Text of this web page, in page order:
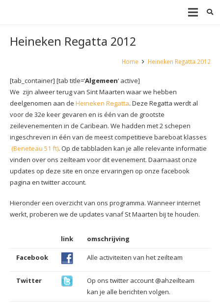
Heineken Regatta 2012
Home Heineken Regatta 2012
[tab_container] [tab title=’Algemeen‘ active]
We zijn alweer terug van Sint Maarten waar we hebben
deelgenomen aan de Heineken Regatta. Deze Regatta werdt al
voor de 32e keer gevaren en is één van de grootste
zeilevenementen in de Caribean. We hadden met 2 schepen
ingeschreven in één van de meest competitieve bareboat klasses
(Beneteau 51 ft). Op de tabbladen kan je alle relevante informatie
vinden over ons zeilteam voor dit evenement. Daarnaast onze
updates op deze site en onze ervaringen op onze facebook
pagina en twitter account.
Hieronder een overzicht van ons programma. Wanneer internet
werkt, proberen we de updates vanaf St Maarten bij te houden.
link omschrijving
Facebook Alle activiteiten van het zeilteam
Twitter
Op ons twitter account @ahzeilteam
kan je alle berichten volgen.